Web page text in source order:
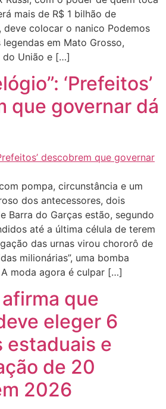
mais de R$ 1 bilhão de
colocar o nanico Podemos
em Mato Grosso,
do União e […]
‘Prefeitos’
que governar dá
pompa, circunstância e um
dos antecessores, dois
Barra do Garças estão, segundo
até a última célula de terem
das urnas virou chororô de
milionárias”, uma bomba
moda agora é culpar […]
que
eleger 6
estaduais e
de 20
2026